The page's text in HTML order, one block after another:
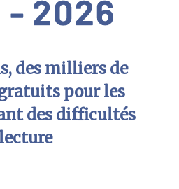
des milliers de
pour les
des difficultés